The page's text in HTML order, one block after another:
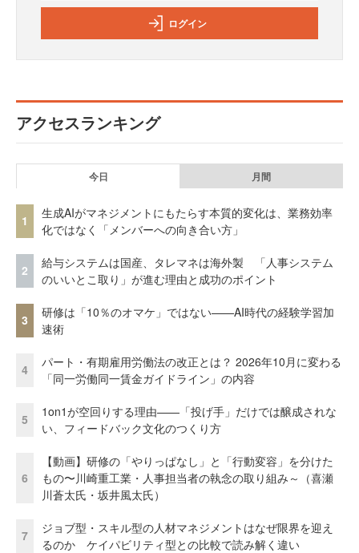
ログイン
アクセスランキング
今日 月間
1
生成AIがマネジメントにもたらす本質的変化は、業務効率
化ではなく「メンバーへの向き合い方」
2
給与システムは国産、タレマネは海外製 「人事システム
のいいとこ取り」が進む理由と成功のポイント
3
研修は「10％のオマケ」ではない——AI時代の経験学習加
速術
4
パート・有期雇用労働法の改正とは？ 2026年10月に変わる
「同一労働同一賃金ガイドライン」の内容
5
1on1が空回りする理由——「投げ手」だけでは醸成されな
い、フィードバック文化のつくり方
6
【動画】研修の「やりっぱなし」と「行動変容」を分けた
もの〜川崎重工業・人事担当者の執念の取り組み～（喜瀬
川蒼太氏・坂井風太氏）
7
ジョブ型・スキル型の人材マネジメントはなぜ限界を迎え
るのか ケイパビリティ型との比較で読み解く違い